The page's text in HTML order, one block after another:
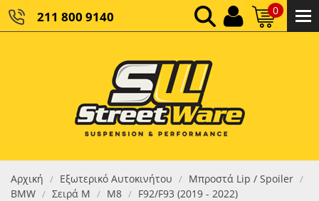
211 800 9140 0
ΚΑΘΑΡΌ ΣΎΝΟΛΟ:
ΤΕΛΙΚΌ ΣΎΝΟΛΟ:0,00 €
Αρχική / Εξωτερικό Αυτοκινήτου / Μπροστά Lip / Spoiler /
BMW / Σειρά M / M8 / F92/F93 (2019 - 2022)